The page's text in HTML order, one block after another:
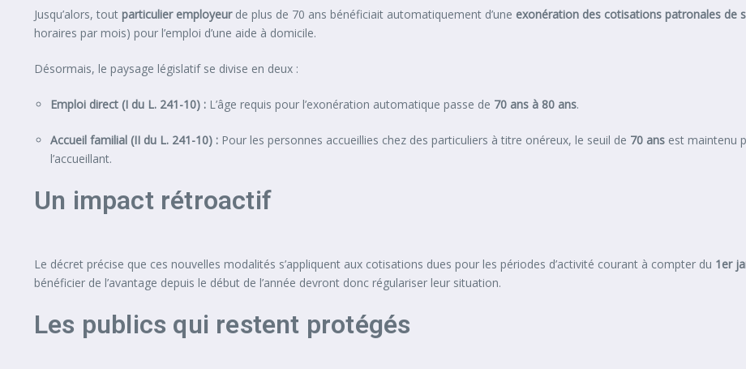
Jusqu’alors, tout particulier employeurde plus de 70 ans bénéficiait automatiquement d’une exonération des cotisations patronales de
horaires par mois) pour l’emploi d’une aide à domicile.
Désormais, le paysage législatif se divise en deux :
Emploi direct (I du L. 241-10) : L’âge requis pour l’exonération automatique passe de 70 ans à 80 ans.
Accueil familial (II du L. 241-10) : Pour les personnes accueillies chez des particuliers à titre onéreux, le seuil de 70 ans est maintenu
l’accueillant.
Un impact rétroactif
Le décret précise que ces nouvelles modalités s’appliquent aux cotisations dues pour les périodes d’activité courant à compter du 1er
bénéficier de l’avantage depuis le début de l’année devront donc régulariser leur situation.
Les publics qui restent protégés